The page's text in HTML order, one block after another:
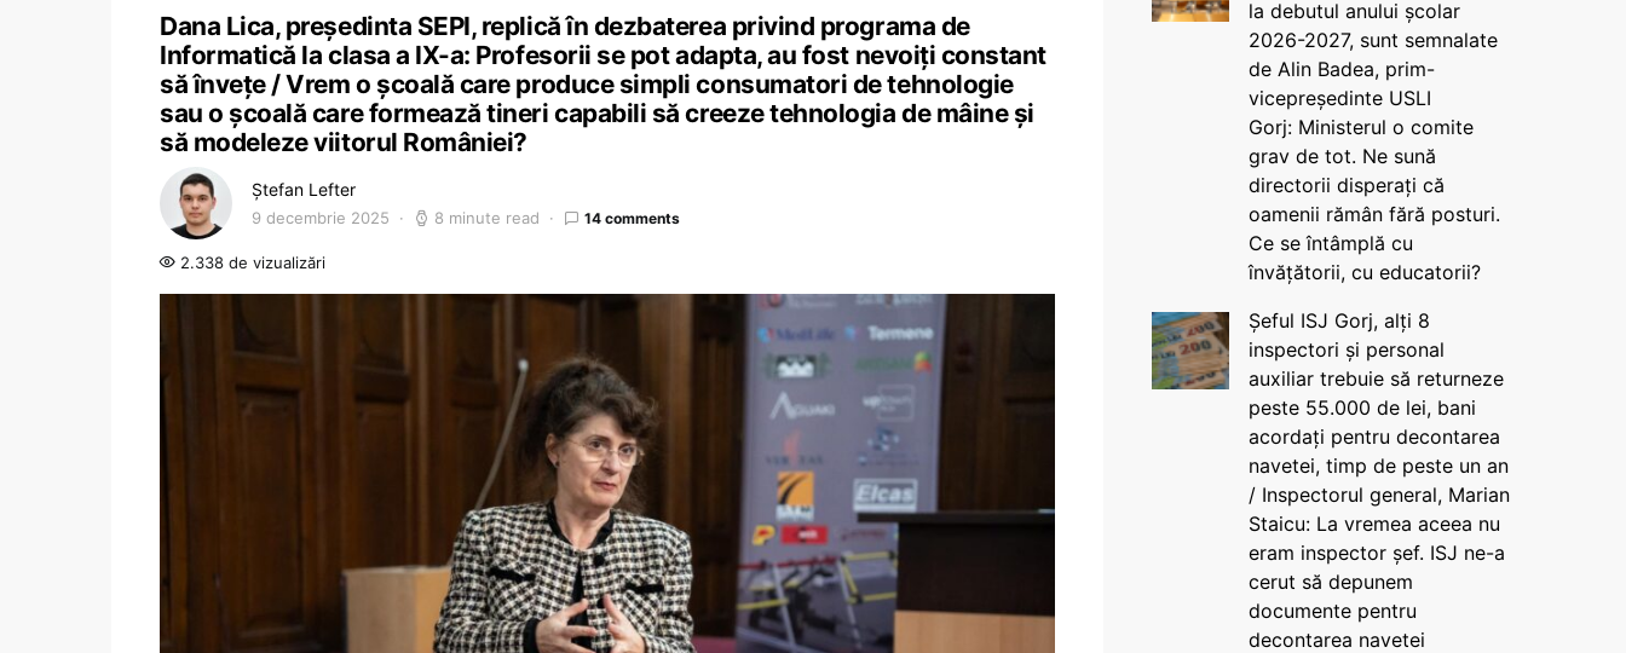
Dana Lica, președinta SEPI, replică în dezbaterea privind programa de
Informatică la clasa a IX-a: Profesorii se pot adapta, au fost nevoiți constant
să învețe / Vrem o școală care produce simpli consumatori de tehnologie
sau o școală care formează tineri capabili să creeze tehnologia de mâine și
să modeleze viitorul României?
Ștefan Lefter
9 decembrie 2025 8 minute read 14 comments
2.338 de vizualizări
la debutul anului școlar
2026-2027, sunt semnalate
de Alin Badea, prim-
vicepreședinte USLI
Gorj: Ministerul o comite
grav de tot. Ne sună
directorii disperați că
oamenii rămân fără posturi.
Ce se întâmplă cu
învățătorii, cu educatorii?
Șeful ISJ Gorj, alți 8
inspectori și personal
auxiliar trebuie să returneze
peste 55.000 de lei, bani
acordați pentru decontarea
navetei, timp de peste un an
/ Inspectorul general, Marian
Staicu: La vremea aceea nu
eram inspector șef. ISJ ne-a
cerut să depunem
documente pentru
decontarea navetei